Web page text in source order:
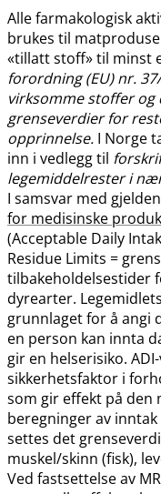
Alle farmakologisk
brukes til
«tillatt stoff» til minst
forordning (EU) nr.
virksomme stoffer og
grenseverdier for
opprinnelse. I Norge
inn i vedlegg til
legemiddelrester i
I samsvar med
for medisinske
(Acceptable Daily
Residue Limits =
tilbakeholdelsestider
dyrearter.
grunnlaget for å angi
en person kan innta
gir en helserisiko.
sikkerhetsfaktor i
som gir effekt på den
beregninger av
settes det
muskel​/​skinn (fisk),
Ved fastsettelse av